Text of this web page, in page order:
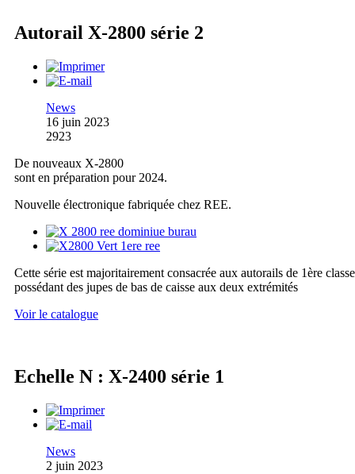
Autorail X-2800 série 2
News
16 juin 2023
2923
De nouveaux X-2800
sont en préparation pour 2024.
Nouvelle électronique fabriquée chez REE.
Cette série est majoritairement consacrée aux autorails de 1ère classe
possédant des jupes de bas de caisse aux deux extrémités
Voir le catalogue
Echelle N : X-2400 série 1
News
2 juin 2023